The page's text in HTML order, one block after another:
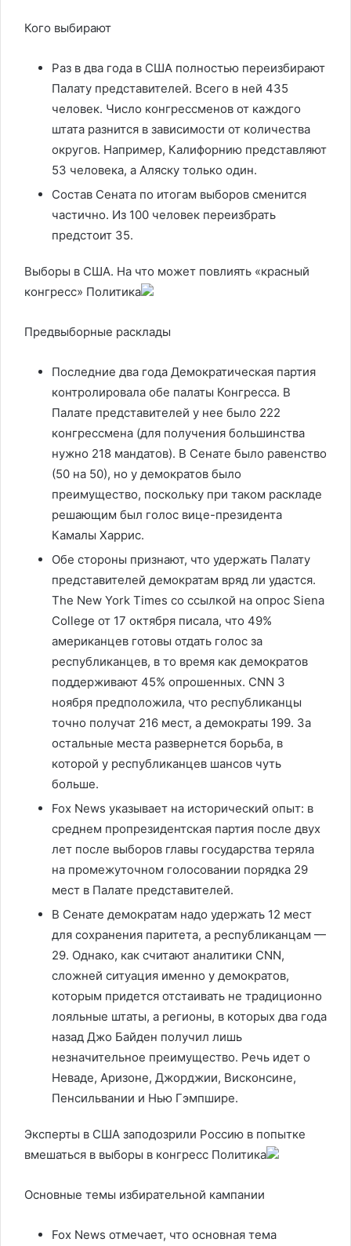
Кого выбирают
Раз в два года в США полностью переизбирают
Палату представителей. Всего в ней 435
человек. Число конгрессменов от каждого
штата разнится в зависимости от количества
округов. Например, Калифорнию представляют
53 человека, а Аляску только один.
Состав Сената по итогам выборов сменится
частично. Из 100 человек переизбрать
предстоит 35.
Выборы в США. На что может повлиять «красный
конгресс» Политика
Предвыборные расклады
Последние два года Демократическая партия
контролировала обе палаты Конгресса. В
Палате представителей у нее было 222
конгрессмена (для получения большинства
нужно 218 мандатов). В Сенате было равенство
(50 на 50), но у демократов было
преимущество, поскольку при таком раскладе
решающим был голос вице-президента
Камалы Харрис.
Обе стороны признают, что удержать Палату
представителей демократам вряд ли удастся.
The New York Times со ссылкой на опрос Siena
College от 17 октября писала, что 49%
американцев готовы отдать голос за
республиканцев, в то время как демократов
поддерживают 45% опрошенных. CNN 3
ноября предположила, что республиканцы
точно получат 216 мест, а демократы 199. За
остальные места развернется борьба, в
которой у республиканцев шансов чуть
больше.
Fox News указывает на исторический опыт: в
среднем пропрезидентская партия после двух
лет после выборов главы государства теряла
на промежуточном голосовании порядка 29
мест в Палате представителей.
В Сенате демократам надо удержать 12 мест
для сохранения паритета, а республиканцам —
29. Однако, как считают аналитики CNN,
сложней ситуация именно у демократов,
которым придется отстаивать не традиционно
лояльные штаты, а регионы, в которых два года
назад Джо Байден получил лишь
незначительное преимущество. Речь идет о
Неваде, Аризоне, Джорджии, Висконсине,
Пенсильвании и Нью Гэмпшире.
Эксперты в США заподозрили Россию в попытке
вмешаться в выборы в конгресс Политика
Основные темы избирательной кампании
Fox News отмечает, что основная тема